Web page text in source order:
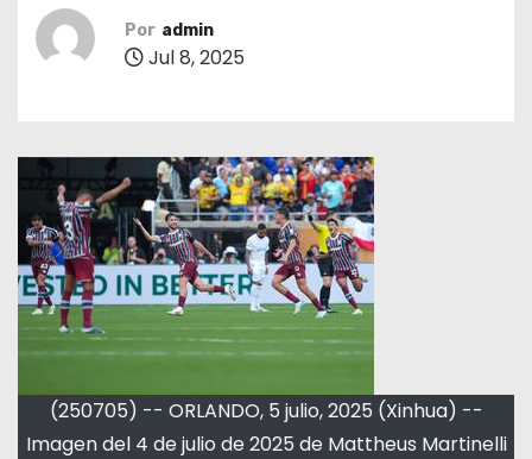
Por admin
Jul 8, 2025
(250705) -- ORLANDO, 5 julio, 2025 (Xinhua) --
Imagen del 4 de julio de 2025 de Mattheus Martinelli